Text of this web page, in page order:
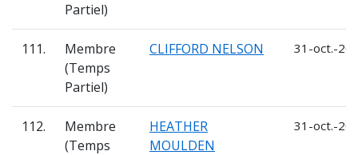
Partiel)
111.
Membre
(Temps
Partiel)
CLIFFORD NELSON 31-oct.-
112.
Membre
(Temps
HEATHER
MOULDEN
31-oct.-